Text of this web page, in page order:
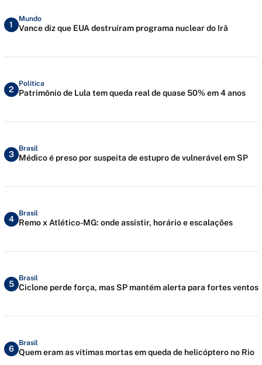
1
Mundo
Vance diz que EUA destruíram programa nuclear do Irã
2
Política
Patrimônio de Lula tem queda real de quase 50% em 4 anos
3
Brasil
Médico é preso por suspeita de estupro de vulnerável em SP
4
Brasil
Remo x Atlético-MG: onde assistir, horário e escalações
5
Brasil
Ciclone perde força, mas SP mantém alerta para fortes ventos
6
Brasil
Quem eram as vítimas mortas em queda de helicóptero no Rio